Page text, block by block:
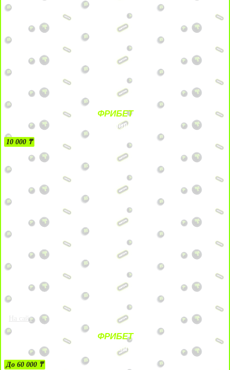
ФРИБЕТ
БЕЗ УСЛОВИЙ
10 000 ₸
На сайт
ФРИБЕТ
ЗА ДЕПОЗИТЫ
До 60 000 ₸